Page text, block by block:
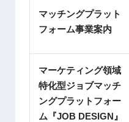
マッチングプラット
フォーム事業案内
マーケティング領域
特化型ジョブマッチ
ングプラットフォー
ム『JOB DESIGN』